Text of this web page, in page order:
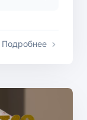
Подробнее